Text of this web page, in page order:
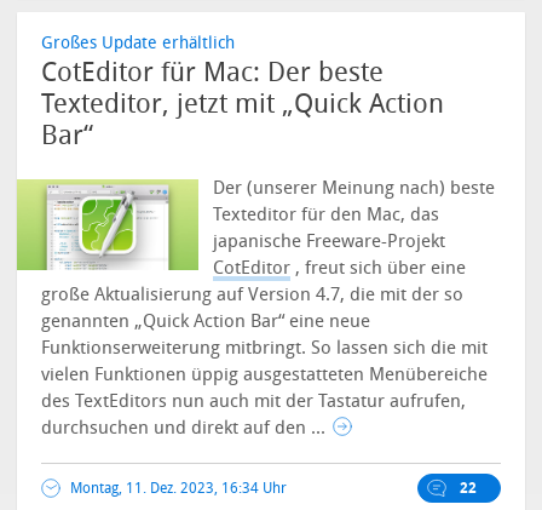
Großes Update erhältlich
CotEditor für Mac: Der beste
Texteditor, jetzt mit „Quick Action
Bar“
Der (unserer Meinung nach) beste
Texteditor für den Mac, das
japanische Freeware-Projekt
CotEditor , freut sich über eine
große Aktualisierung auf Version 4.7, die mit der so
genannten „Quick Action Bar“ eine neue
Funktionserweiterung mitbringt.So lassen sich die mit
vielen Funktionen üppig ausgestatteten Menübereiche
des TextEditors nun auch mit der Tastatur aufrufen,
durchsuchen und direkt auf den ...
Montag, 11. Dez. 2023, 16:34 Uhr 22